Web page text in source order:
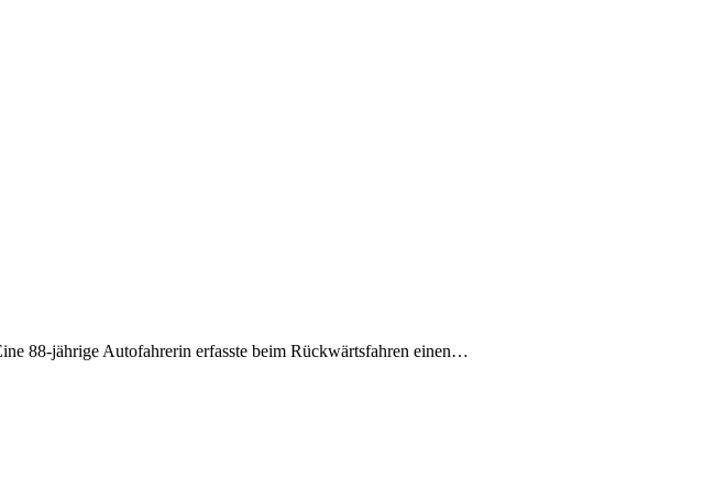
88-jährige Autofahrerin erfasste beim Rückwärtsfahren einen…